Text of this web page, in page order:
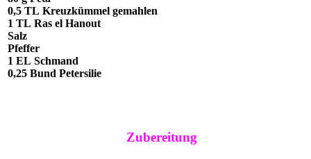
0,5 TL Kreuzkümmel gemahlen
1 TL Ras el Hanout
Salz
Pfeffer
1 EL Schmand
0,25 Bund Petersilie
Zubereitung